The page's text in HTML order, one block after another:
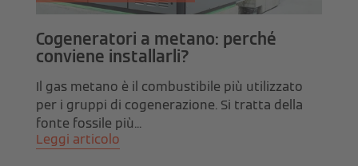
Cogeneratori a metano: perché
conviene installarli?
Il gas metano è il combustibile più utilizzato
per i gruppi di cogenerazione. Si tratta della
fonte fossile più...
Leggi articolo